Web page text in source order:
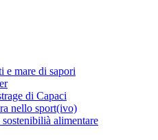
e mare di sapori
di Capaci
nello sport(ivo)
alimentare